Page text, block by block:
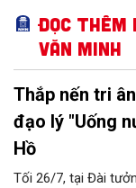
Đọc thêm
văn minh
Thắp nến tri
đạo lý "Uống
Hồ
Tối 26/7, tại Đài